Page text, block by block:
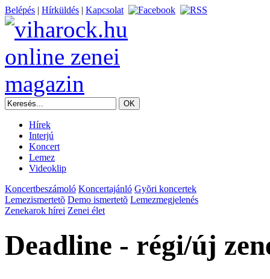
Belépés | Hírküldés | Kapcsolat
Hírek
Interjú
Koncert
Lemez
Videoklip
Koncertbeszámoló Koncertajánló Gyõri koncertek
Lemezismertetõ Demo ismertetõ Lemezmegjelenés
Zenekarok hírei Zenei élet
Deadline - régi/új